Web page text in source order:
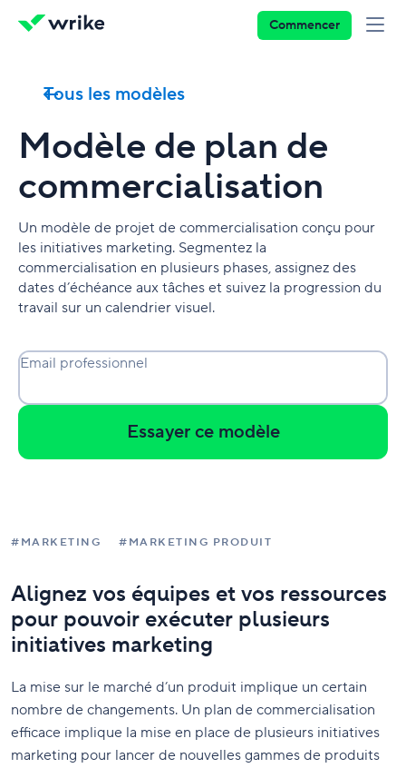
Commencer
Tous les modèles
Modèle de plan de
commercialisation
Un modèle de projet de commercialisation conçu pour
les initiatives marketing. Segmentez la
commercialisation en plusieurs phases, assignez des
dates d’échéance aux tâches et suivez la progression du
travail sur un calendrier visuel.
Email professionnel
Essayer ce modèle
#MARKETING #MARKETING PRODUIT
Alignez vos équipes et vos ressources
pour pouvoir exécuter plusieurs
initiatives marketing
La mise sur le marché d’un produit implique un certain
nombre de changements. Un plan de commercialisation
efficace implique la mise en place de plusieurs initiatives
marketing pour lancer de nouvelles gammes de produits